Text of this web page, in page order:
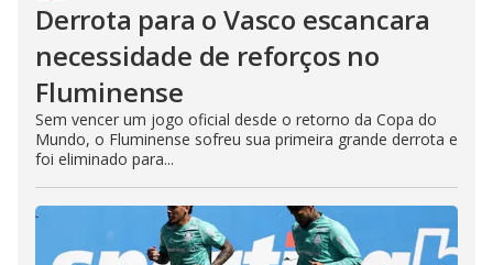
Derrota para o Vasco escancara
necessidade de reforços no
Fluminense
Sem vencer um jogo oficial desde o retorno da Copa do
Mundo, o Fluminense sofreu sua primeira grande derrota e
foi eliminado para...